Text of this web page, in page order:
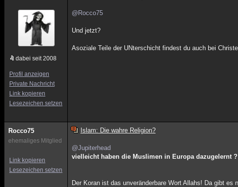
dabei seit 2008
Profil anzeigen
Private Nachricht
Link kopieren
Lesezeichen setzen
@Rocco75
Und jetzt?
Asoziale Teile der UNterschicht findest du auch bei
Rocco75
ehemaliges Mitglied
Link kopieren
Lesezeichen setzen
Islam: Die wahre Religion?
@Jupiterhead
vielleicht haben die Muslimen in Europa dazugelernt ?
Der Koran ist das unveränderbare Wort Allahs! Da gibt es